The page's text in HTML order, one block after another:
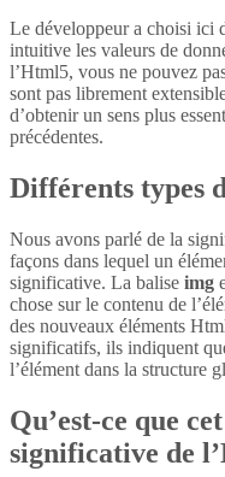
Le développeur a choisi ici
intuitive les valeurs de
l’Html5, vous ne pouvez
sont pas librement
d’obtenir un sens plus
précédentes.
Différents types
Nous avons parlé de la
façons dans lequel un
significative. La balise img
chose sur le contenu de
des nouveaux éléments
significatifs, ils indiquent
l’élément dans la structure
Qu’est-ce que
significative de